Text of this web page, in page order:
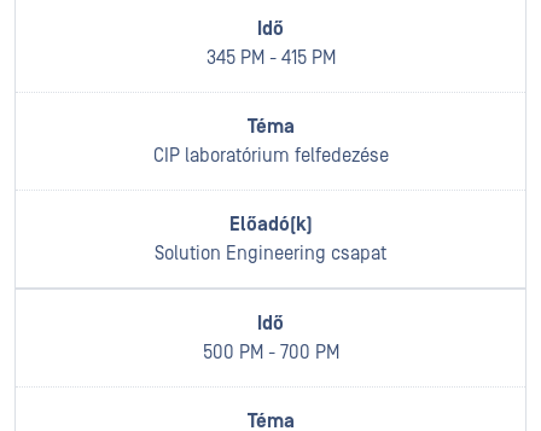
345 PM - 415 PM
CIP laboratórium felfedezése
Solution Engineering csapat
500 PM - 700 PM